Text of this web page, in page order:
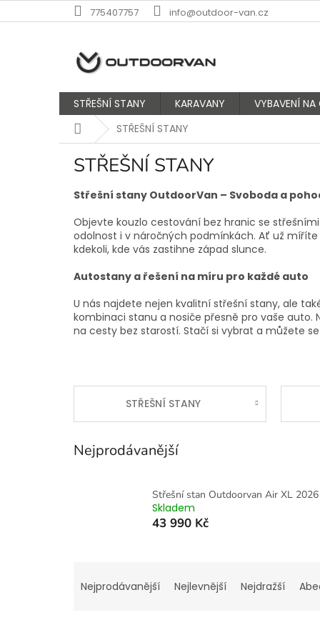
na
775407757 info@outdoor-van.cz
STŘEŠNÍ STANY KARAVANY VYBAVENÍ NA
DomůSTŘEŠNÍ STANY
STŘEŠNÍ STANY
Střešní stany OutdoorVan – Svoboda a
Objevte kouzlo cestování bez hranic se
odolnost i v náročných podmínkách. Ať už
kdekoli, kde vás zastihne západ slunce.
Autostany a řešení na míru pro každé auto
U nás najdete nejen kvalitní střešní stany, ale
kombinaci stanu a nosiče přesně pro vaše auto.
na cesty bez starostí. Stačí si vybrat a můžete
STŘEŠNÍ STANY
Nejprodávanější
Střešní stan Outdoorvan Air XL 2026
Skladem
43 990 Kč
Nejprodávanější Nejlevnější Nejdražší